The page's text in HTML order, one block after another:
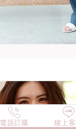
電話訂購 線上
店長精選